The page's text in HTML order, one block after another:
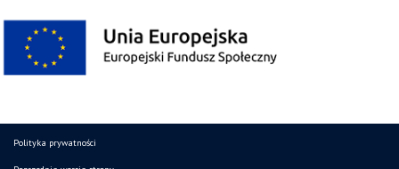
Polityka prywatności